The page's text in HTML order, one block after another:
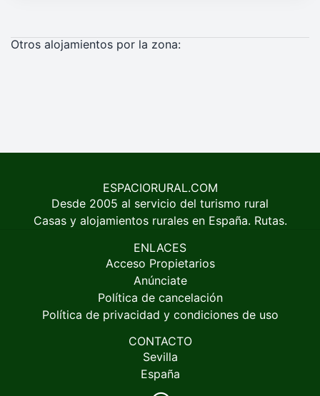
Otros alojamientos por la zona:
ESPACIORURAL.COM
Desde 2005 al servicio del turismo rural
Casas y alojamientos rurales en España. Rutas.
ENLACES
Acceso Propietarios
Anúnciate
Política de cancelación
Política de privacidad y condiciones de uso
CONTACTO
Sevilla
España